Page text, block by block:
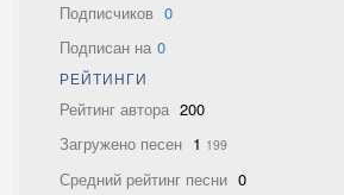
Подписчиков 0
Подписан на 0
РЕЙТИНГИ
Рейтинг автора 200
Загружено песен 1 199
Средний рейтинг песни 0